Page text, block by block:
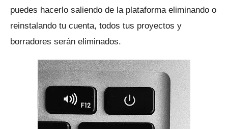
puedes hacerlo saliendo de la plataforma eliminando o
reinstalando tu cuenta, todos tus proyectos y
borradores serán eliminados.